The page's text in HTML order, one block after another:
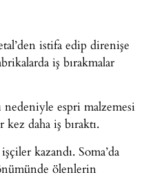
istifa edip direnişe
iş bırakmalar
nedeniyle espri malzemesi
daha iş bıraktı.
kazandı. Soma’da
ölenlerin